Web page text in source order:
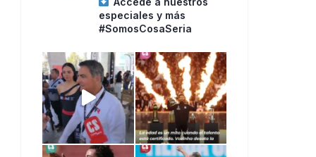
especiales y más
#SomosCosaSeria